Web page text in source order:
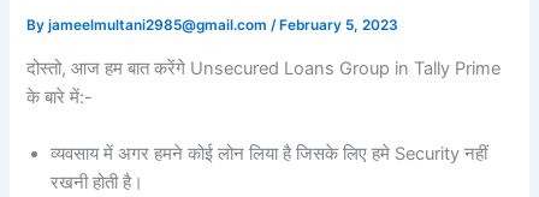
Byjameelmultani2985@gmail.com/ February 5, 2023
दोस्तो, आज हम बात करेंगे Unsecured Loans Group in Tally Prime
के बारे में:-
व्यवसाय में अगर हमने कोई लोन लिया है जिसके लिए हमे Security नहीं
रखनी होती है।